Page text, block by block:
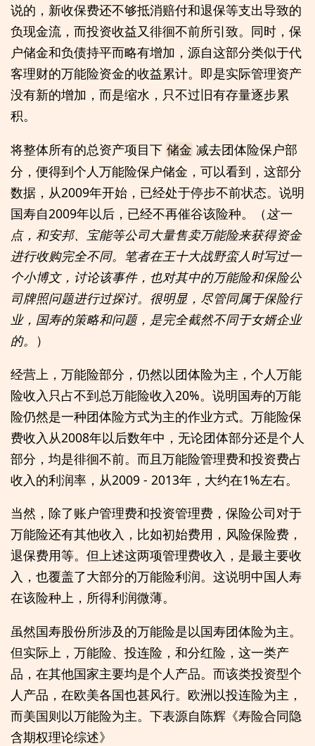
说的，新收保费还不够抵消赔付和退保等支出导致的
负现金流，而投资收益又徘徊不前所引致。同时，保
户储金和负债持平而略有增加，源自这部分类似于代
客理财的万能险资金的收益累计。即是实际管理资产
没有新的增加，而是缩水，只不过旧有存量逐步累
积。
将整体所有的总资产项目下 储金 减去团体险保户部
分，便得到个人万能险保户储金，可以看到，这部分
数据，从2009年开始，已经处于停步不前状态。说明
国寿自2009年以后，已经不再催谷该险种。（ 这一
点，和安邦、宝能等公司大量售卖万能险来获得资金
进行收购完全不同。笔者在王十大战野蛮人时写过一
个小博文，讨论该事件，也对其中的万能险和保险公
司牌照问题进行过探讨。很明显，尽管同属于保险行
业，国寿的策略和问题，是完全截然不同于女婿企业
的。
）
经营上，万能险部分，仍然以团体险为主，个人万能
险收入只占不到总万能险收入20%。说明国寿的万能
险仍然是一种团体险方式为主的作业方式。万能险保
费收入从2008年以后数年中，无论团体部分还是个人
部分，均是徘徊不前。而且万能险管理费和投资费占
收入的利润率，从2009 - 2013年，大约在1%左右。
当然，除了账户管理费和投资管理费，保险公司对于
万能险还有其他收入，比如初始费用，风险保险费，
退保费用等。但上述这两项管理费收入，是最主要收
入，也覆盖了大部分的万能险利润。这说明中国人寿
在该险种上，所得利润微薄。
虽然国寿股份所涉及的万能险是以国寿团体险为主。
但实际上，万能险、投连险，和分红险，这一类产
品，在其他国家主要均是个人产品。而该类投资型个
人产品，在欧美各国也甚风行。欧洲以投连险为主，
而美国则以万能险为主。下表源自陈辉《寿险合同隐
含期权理论综述》